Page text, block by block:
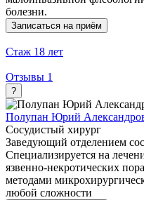
болезни.
Записаться на приём
Стаж 18 лет
Отзывы 1
?
Полупан Юрий
Сосудистый хирург
Заведующий отделением
Специализируется на
язвенно-некротических
методами
любой сложности